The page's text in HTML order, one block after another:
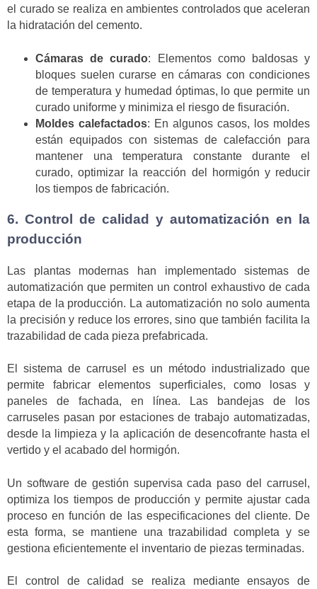
el curado se realiza en ambientes controlados que aceleran
la hidratación del cemento.
Cámaras de curado: Elementos como baldosas y
bloques suelen curarse en cámaras con condiciones
de temperatura y humedad óptimas, lo que permite un
curado uniforme y minimiza el riesgo de fisuración.
Moldes calefactados: En algunos casos, los moldes
están equipados con sistemas de calefacción para
mantener una temperatura constante durante el
curado, optimizar la reacción del hormigón y reducir
los tiempos de fabricación.
6. Control de calidad y automatización en la
producción
Las plantas modernas han implementado sistemas de
automatización que permiten un control exhaustivo de cada
etapa de la producción. La automatización no solo aumenta
la precisión y reduce los errores, sino que también facilita la
trazabilidad de cada pieza prefabricada.
El sistema de carrusel es un método industrializado que
permite fabricar elementos superficiales, como losas y
paneles de fachada, en línea. Las bandejas de los
carruseles pasan por estaciones de trabajo automatizadas,
desde la limpieza y la aplicación de desencofrante hasta el
vertido y el acabado del hormigón.
Un software de gestión supervisa cada paso del carrusel,
optimiza los tiempos de producción y permite ajustar cada
proceso en función de las especificaciones del cliente. De
esta forma, se mantiene una trazabilidad completa y se
gestiona eficientemente el inventario de piezas terminadas.
El control de calidad se realiza mediante ensayos de